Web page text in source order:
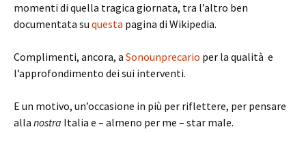
momenti di quella tragica giornata, tra l’altro ben
documentata su questa pagina di Wikipedia.
Complimenti, ancora, a Sonounprecario per la qualità e
l’approfondimento dei sui interventi.
E un motivo, un’occasione in più per riflettere, per pensare
alla nostra Italia e – almeno per me – star male.